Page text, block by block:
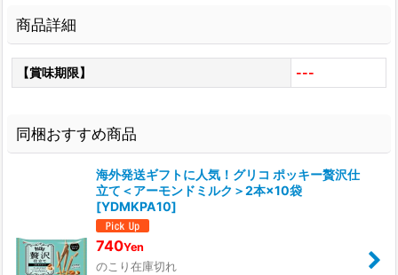
商品詳細
【賞味期限】 ---
同梱おすすめ商品
海外発送ギフトに人気！グリコ ポッキー贅沢仕
立て＜アーモンドミルク＞2本×10袋
[YDMKPA10]
740Yen
のこり在庫切れ